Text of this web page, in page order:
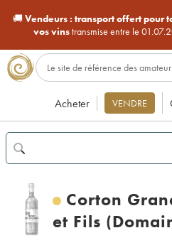
🚚Vendeurs : transport offert pour
vos vinstransmise entre le
Acheter VENDRE
Corton
et Fils